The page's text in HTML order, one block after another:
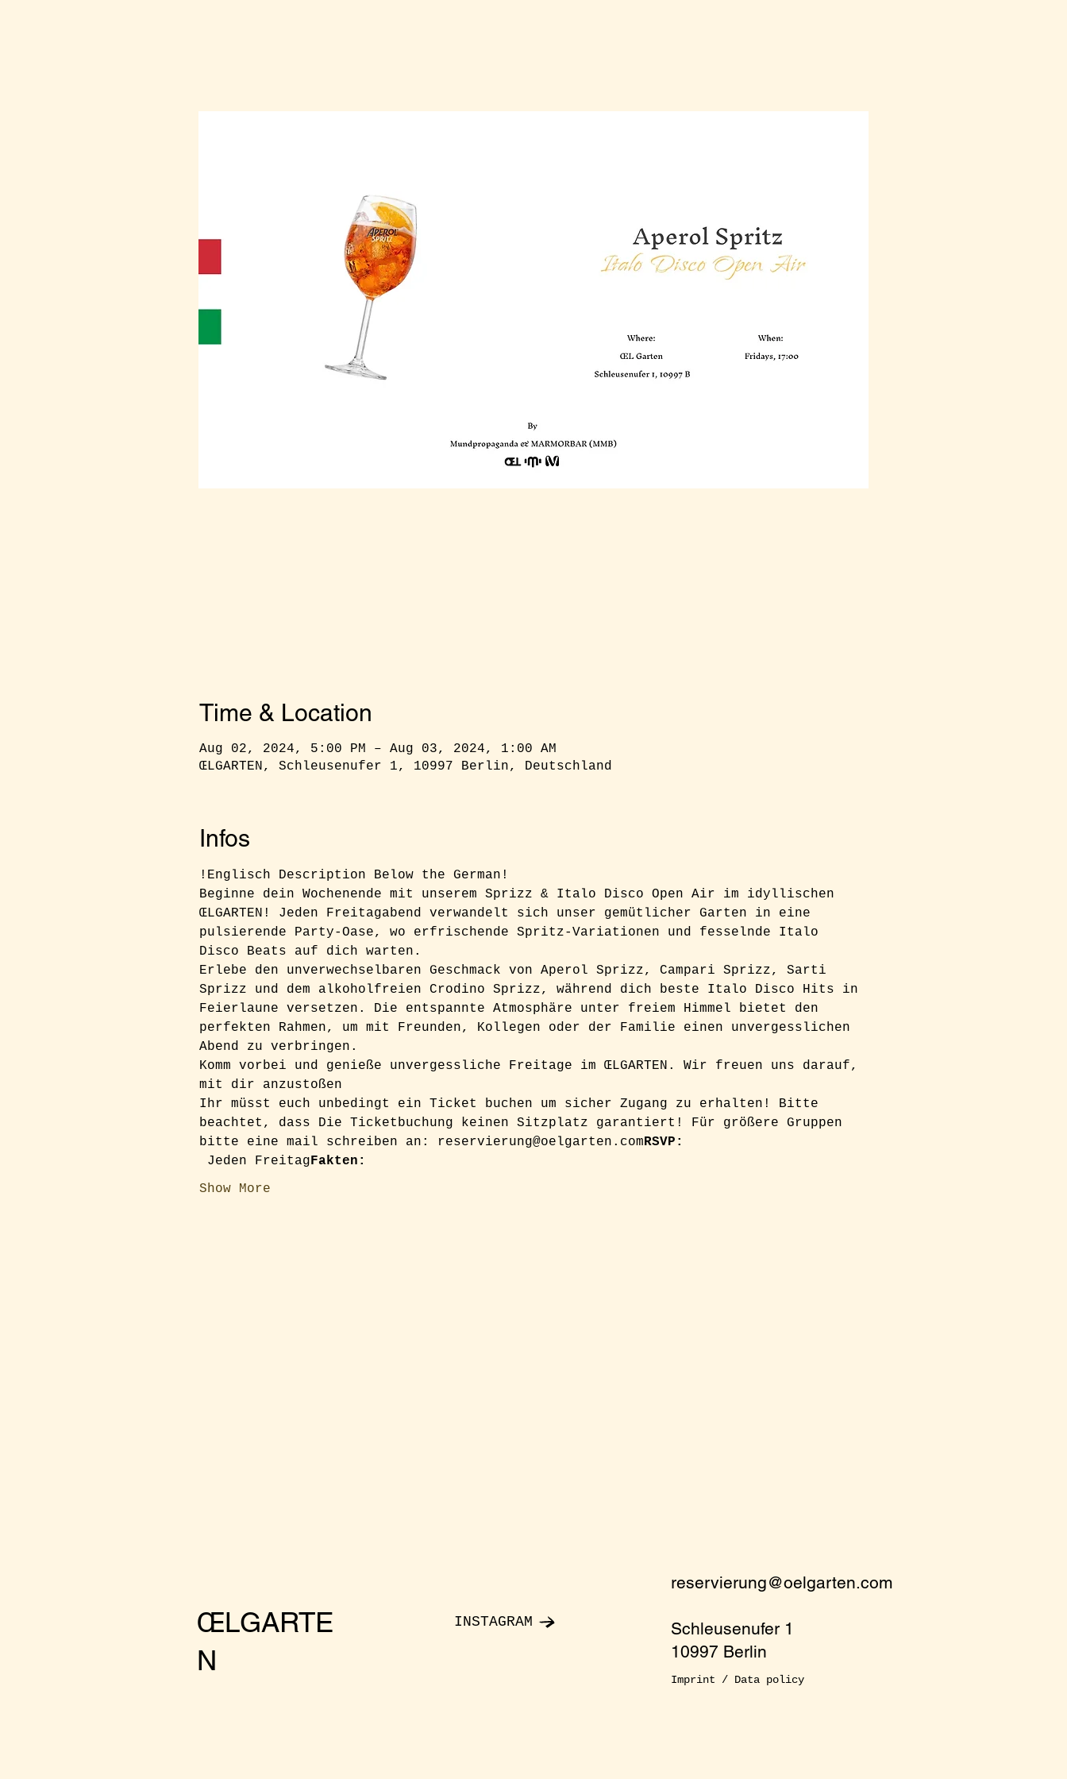
Time & Location
Aug 02, 2024, 5:00 PM – Aug 03, 2024, 1:00 AM
ŒLGARTEN, Schleusenufer 1, 10997 Berlin, Deutschland
Infos
!Englisch Description Below the German!
Beginne dein Wochenende mit unserem Sprizz & Italo Disco Open Air im idyllischen
ŒLGARTEN! Jeden Freitagabend verwandelt sich unser gemütlicher Garten in eine
pulsierende Party-Oase, wo erfrischende Spritz-Variationen und fesselnde Italo
Disco Beats auf dich warten.
Erlebe den unverwechselbaren Geschmack von Aperol Sprizz, Campari Sprizz, Sarti
Sprizz und dem alkoholfreien Crodino Sprizz, während dich beste Italo Disco Hits in
Feierlaune versetzen. Die entspannte Atmosphäre unter freiem Himmel bietet den
perfekten Rahmen, um mit Freunden, Kollegen oder der Familie einen unvergesslichen
Abend zu verbringen.
Komm vorbei und genieße unvergessliche Freitage im ŒLGARTEN. Wir freuen uns darauf,
mit dir anzustoßen
Ihr müsst euch unbedingt ein Ticket buchen um sicher Zugang zu erhalten! Bitte
beachtet, dass Die Ticketbuchung keinen Sitzplatz garantiert! Für größere Gruppen
bitte eine mail schreiben an: reservierung@oelgarten.comRSVP:
Jeden FreitagFakten:
Show More
ŒLGARTE
N
INSTAGRAM
reservierung@oelgarten.com
Schleusenufer 1
10997 Berlin
Imprint / Data policy